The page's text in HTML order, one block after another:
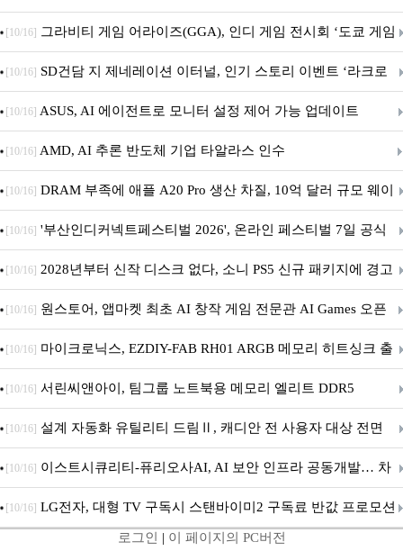
내 정식 출시
[10/16] 그라비티 게임 어라이즈(GGA), 인디 게임 전시회 ‘도쿄 게임
던전 13’ 참가!
[10/16] SD건담 지 제네레이션 이터널, 인기 스토리 이벤트 ‘라크로
아의 용사’ 재개최 및 풍성한 기념 이벤트 실시!
[10/16] ASUS, AI 에이전트로 모니터 설정 제어 가능 업데이트
[10/16] AMD, AI 추론 반도체 기업 타알라스 인수
[10/16] DRAM 부족에 애플 A20 Pro 생산 차질, 10억 달러 규모 웨이
퍼 대기
[10/16] '부산인디커넥트페스티벌 2026', 온라인 페스티벌 7일 공식
개막... 22일간 진행
[10/16] 2028년부터 신작 디스크 없다, 소니 PS5 신규 패키지에 경고
문 추가
[10/16] 원스토어, 앱마켓 최초 AI 창작 게임 전문관 AI Games 오픈
[10/16] 마이크로닉스, EZDIY-FAB RH01 ARGB 메모리 히트싱크 출
시
[10/16] 서린씨앤아이, 팀그룹 노트북용 메모리 엘리트 DDR5
5600MHz 16GB 출시
[10/16] 설계 자동화 유틸리티 드림Ⅱ, 캐디안 전 사용자 대상 전면
무상 배포
[10/16] 이스트시큐리티-퓨리오사AI, AI 보안 인프라 공동개발… 차
세대 AI 보안 플랫폼 구축
[10/16] LG전자, 대형 TV 구독시 스탠바이미2 구독료 반값 프로모션
로그인 | 이 페이지의 PC버전